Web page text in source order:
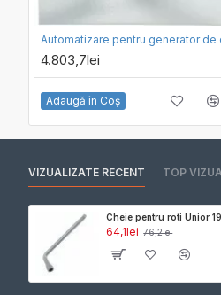
4.803,7lei
Adaugă în Coş
VIZUALIZATE RECENT TOP
Cheie pentru roti Unior
64,1lei 76,2lei